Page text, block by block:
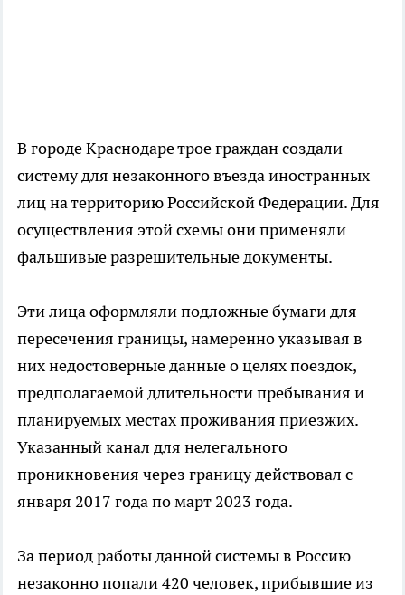
В городе Краснодаре трое граждан создали
систему для незаконного въезда иностранных
лиц на территорию Российской Федерации. Для
осуществления этой схемы они применяли
фальшивые разрешительные документы.
Эти лица оформляли подложные бумаги для
пересечения границы, намеренно указывая в
них недостоверные данные о целях поездок,
предполагаемой длительности пребывания и
планируемых местах проживания приезжих.
Указанный канал для нелегального
проникновения через границу действовал с
января 2017 года по март 2023 года.
За период работы данной системы в Россию
незаконно попали 420 человек, прибывшие из